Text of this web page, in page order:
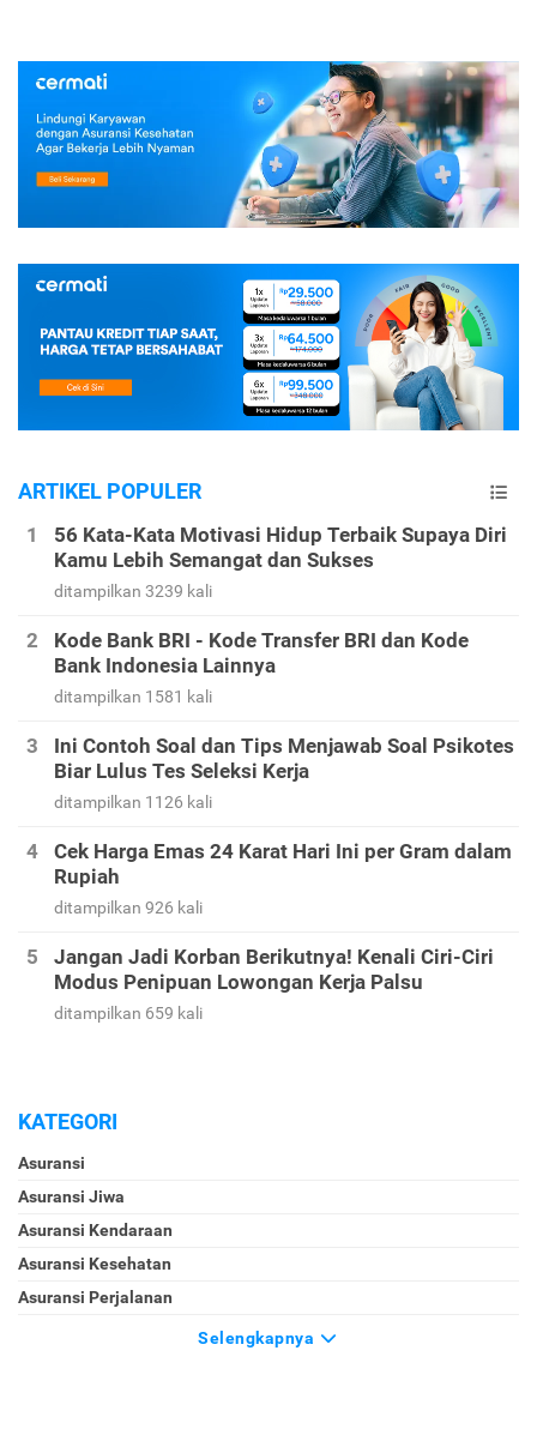
ARTIKEL POPULER
56 Kata-Kata Motivasi Hidup Terbaik Supaya Diri
Kamu Lebih Semangat dan Sukses
ditampilkan 3239 kali
Kode Bank BRI - Kode Transfer BRI dan Kode
Bank Indonesia Lainnya
ditampilkan 1581 kali
Ini Contoh Soal dan Tips Menjawab Soal Psikotes
Biar Lulus Tes Seleksi Kerja
ditampilkan 1126 kali
Cek Harga Emas 24 Karat Hari Ini per Gram dalam
Rupiah
ditampilkan 926 kali
Jangan Jadi Korban Berikutnya! Kenali Ciri-Ciri
Modus Penipuan Lowongan Kerja Palsu
ditampilkan 659 kali
KATEGORI
Asuransi
Asuransi Jiwa
Asuransi Kendaraan
Asuransi Kesehatan
Asuransi Perjalanan
Selengkapnya